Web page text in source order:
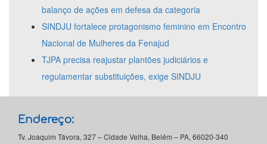
balanço de ações em defesa da categoria
SINDJU fortalece protagonismo feminino em Encontro
Nacional de Mulheres da Fenajud
TJPA precisa reajustar plantões judiciários e
regulamentar substituições, exige SINDJU
Endereço:
Tv. Joaquim Távora, 327 – Cidade Velha, Belém – PA, 66020-340